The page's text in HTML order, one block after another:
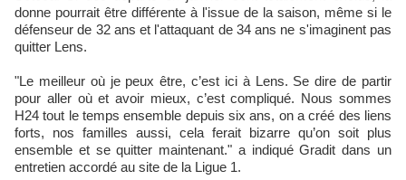
donne pourrait être différente à l'issue de la saison, même si le
défenseur de 32 ans et l'attaquant de 34 ans ne s'imaginent pas
quitter Lens.
"Le meilleur où je peux être, c’est ici à Lens. Se dire de partir
pour aller où et avoir mieux, c’est compliqué. Nous sommes
H24 tout le temps ensemble depuis six ans, on a créé des liens
forts, nos familles aussi, cela ferait bizarre qu’on soit plus
ensemble et se quitter maintenant." a indiqué Gradit dans un
entretien accordé au site de la Ligue 1.